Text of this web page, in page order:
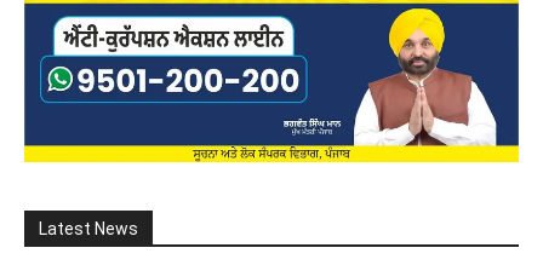
Latest News